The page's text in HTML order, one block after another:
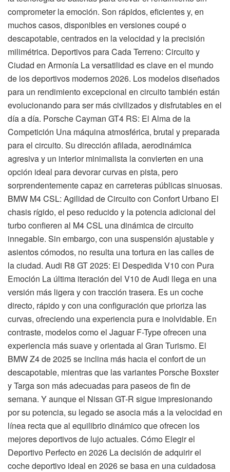
comprometer la emoción. Son rápidos, eficientes y, en
muchos casos, disponibles en versiones coupé o
descapotable, centrados en la velocidad y la precisión
milimétrica. Deportivos para Cada Terreno: Circuito y
Ciudad en Armonía La versatilidad es clave en el mundo
de los deportivos modernos 2026. Los modelos diseñados
para un rendimiento excepcional en circuito también están
evolucionando para ser más civilizados y disfrutables en el
día a día. Porsche Cayman GT4 RS: El Alma de la
Competición Una máquina atmosférica, brutal y preparada
para el circuito. Su dirección afilada, aerodinámica
agresiva y un interior minimalista la convierten en una
opción ideal para devorar curvas en pista, pero
sorprendentemente capaz en carreteras públicas sinuosas.
BMW M4 CSL: Agilidad de Circuito con Confort Urbano El
chasis rígido, el peso reducido y la potencia adicional del
turbo confieren al M4 CSL una dinámica de circuito
innegable. Sin embargo, con una suspensión ajustable y
asientos cómodos, no resulta una tortura en las calles de
la ciudad. Audi R8 GT 2025: El Despedida V10 con Pura
Emoción La última iteración del V10 de Audi llega en una
versión más ligera y con tracción trasera. Es un coche
directo, rápido y con una configuración que prioriza las
curvas, ofreciendo una experiencia pura e inolvidable. En
contraste, modelos como el Jaguar F-Type ofrecen una
experiencia más suave y orientada al Gran Turismo. El
BMW Z4 de 2025 se inclina más hacia el confort de un
descapotable, mientras que las variantes Porsche Boxster
y Targa son más adecuadas para paseos de fin de
semana. Y aunque el Nissan GT-R sigue impresionando
por su potencia, su legado se asocia más a la velocidad en
línea recta que al equilibrio dinámico que ofrecen los
mejores deportivos de lujo actuales. Cómo Elegir el
Deportivo Perfecto en 2026 La decisión de adquirir el
coche deportivo ideal en 2026 se basa en una cuidadosa